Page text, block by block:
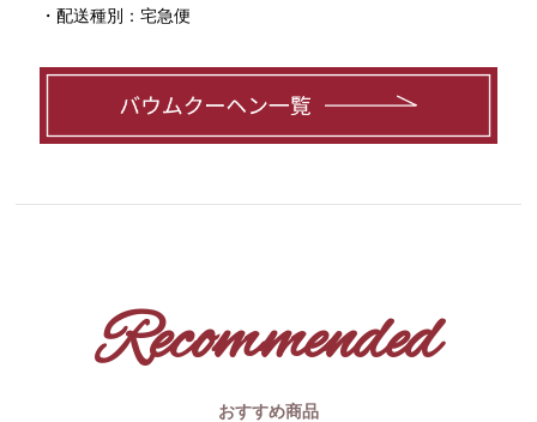
・配送種別：宅急便
Recommended
おすすめ商品